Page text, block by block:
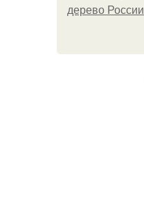
дерево России